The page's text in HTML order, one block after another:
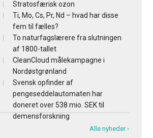
Stratosfærisk ozon
Ti, Mo, Cs, Pr, Nd – hvad har disse
fem til fælles?
To naturfagslærere fra slutningen
af 1800-tallet
CleanCloud målekampagne i
Nordøstgrønland
Svensk opfinder af
pengeseddelautomaten har
doneret over 538 mio. SEK til
demensforskning
Alle nyheder ›